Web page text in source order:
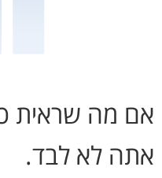
אם מה שראית
אתה לא לבד.